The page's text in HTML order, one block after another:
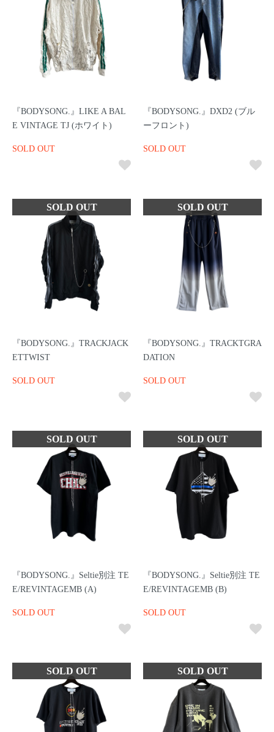
『BODYSONG.』LIKE A BAL
E VINTAGE TJ (ホワイト)
SOLD OUT
『BODYSONG.』DXD2 (ブル
ーフロント)
SOLD OUT
『BODYSONG.』TRACKJACK
ETTWIST
SOLD OUT
『BODYSONG.』TRACKTGRA
DATION
SOLD OUT
『BODYSONG.』Seltie別注 TE
E/REVINTAGEMB (A)
SOLD OUT
『BODYSONG.』Seltie別注 TE
E/REVINTAGEMB (B)
SOLD OUT